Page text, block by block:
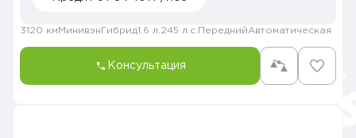
3120 км Минивэн Гибрид1.6 л. 245 л.с. ПереднийАвтоматическая
Консультация